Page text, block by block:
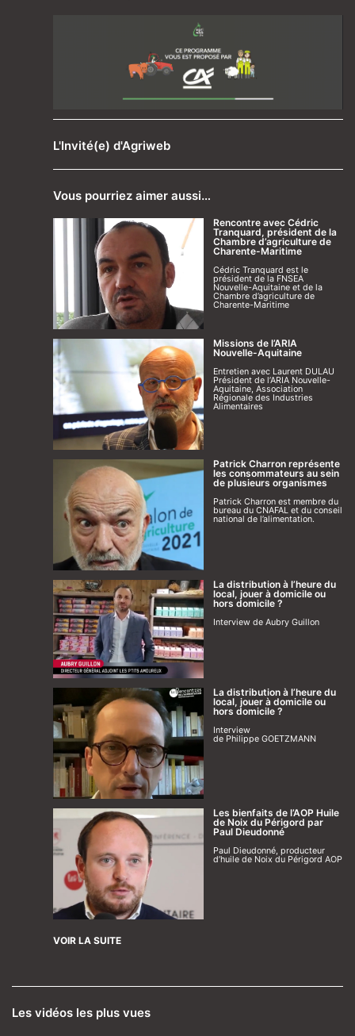
L'Invité(e) d'Agriweb
Vous pourriez aimer aussi…
Rencontre avec Cédric
Tranquard, président de la
Chambre d’agriculture de
Charente-Maritime
Cédric Tranquard est le
président de la FNSEA
Nouvelle-Aquitaine et de la
Chambre d’agriculture de
Charente-Maritime
Missions de l’ARIA
Nouvelle-Aquitaine
Entretien avec Laurent DULAU
Président de l’ARIA Nouvelle-
Aquitaine, Association
Régionale des Industries
Alimentaires
Patrick Charron représente
les consommateurs au sein
de plusieurs organismes
Patrick Charron est membre du
bureau du CNAFAL et du conseil
national de l’alimentation.
La distribution à l’heure du
local, jouer à domicile ou
hors domicile ?
Interview de Aubry Guillon
La distribution à l’heure du
local, jouer à domicile ou
hors domicile ?
Interview
de Philippe GOETZMANN
Les bienfaits de l’AOP Huile
de Noix du Périgord par
Paul Dieudonné
Paul Dieudonné, producteur
d’huile de Noix du Périgord AOP
VOIR LA SUITE
Les vidéos les plus vues